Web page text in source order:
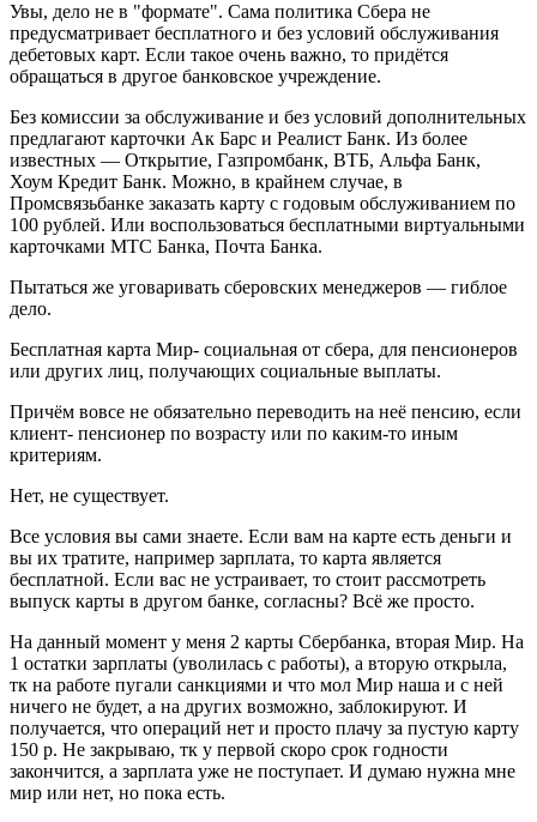
Увы, дело не в "формате". Сама политика Сбера не
предусматривает бесплатного и без условий обслуживания
дебетовых карт. Если такое очень важно, то придётся
обращаться в другое банковское учреждение.
Без комиссии за обслуживание и без условий дополнительных
предлагают карточки Ак Барс и Реалист Банк. Из более
известных — Открытие, Газпромбанк, ВТБ, Альфа Банк,
Хоум Кредит Банк. Можно, в крайнем случае, в
Промсвязьбанке заказать карту с годовым обслуживанием по
100 рублей. Или воспользоваться бесплатными виртуальными
карточками МТС Банка, Почта Банка.
Пытаться же уговаривать сберовских менеджеров — гиблое
дело.
Бесплатная карта Мир- социальная от сбера, для пенсионеров
или других лиц, получающих социальные выплаты.
Причём вовсе не обязательно переводить на неё пенсию, если
клиент- пенсионер по возрасту или по каким-то иным
критериям.
Нет, не существует.
Все условия вы сами знаете. Если вам на карте есть деньги и
вы их тратите, например зарплата, то карта является
бесплатной. Если вас не устраивает, то стоит рассмотреть
выпуск карты в другом банке, согласны? Всё же просто.
На данный момент у меня 2 карты Сбербанка, вторая Мир. На
1 остатки зарплаты (уволилась с работы), а вторую открыла,
тк на работе пугали санкциями и что мол Мир наша и с ней
ничего не будет, а на других возможно, заблокируют. И
получается, что операций нет и просто плачу за пустую карту
150 р. Не закрываю, тк у первой скоро срок годности
закончится, а зарплата уже не поступает. И думаю нужна мне
мир или нет, но пока есть.